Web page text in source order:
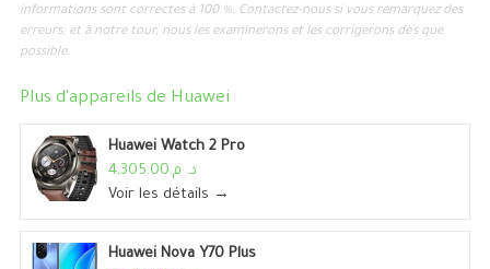
informations sont correctes à 100 %. Contactez-nous si vous remarquez des
erreurs, et à notre tour, nous les examinerons et les corrigerons dès que
possible.
Plus d'appareils de Huawei
Huawei Watch 2 Pro
د. م.4,305.00
Voir les détails →
Huawei Nova Y70 Plus